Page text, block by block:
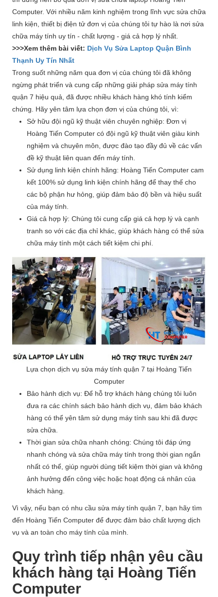
Computer. Với nhiều năm kinh nghiệm trong lĩnh vực sửa chữa
linh kiện, thiết bị điện tử đơn vị của chúng tôi tự hào là nơi sửa
chữa máy tính uy tín - chất lượng - giá cả hợp lý nhất.
>>>Xem thêm bài viết: Dịch Vụ Sửa Laptop Quận Bình
Thạnh Uy Tín Nhất
Trong suốt những năm qua đơn vị của chúng tôi đã không
ngừng phát triển và cung cấp những giải pháp sửa máy tính
quận 7 hiệu quả, đã được nhiều khách hàng khó tính kiểm
chứng. Hãy yên tâm lựa chọn đơn vị của chúng tôi, vì:
Sở hữu đội ngũ kỹ thuật viên chuyên nghiệp: Đơn vị
Hoàng Tiến Computer có đội ngũ kỹ thuật viên giàu kinh
nghiệm và chuyên môn, được đào tạo đầy đủ về các vấn
đề kỹ thuật liên quan đến máy tính.
Sử dụng linh kiện chính hãng: Hoàng Tiến Computer cam
kết 100% sử dụng linh kiện chính hãng để thay thế cho
các bộ phận hư hỏng, giúp đảm bảo độ bền và hiệu suất
của máy tính.
Giá cả hợp lý: Chúng tôi cung cấp giá cả hợp lý và cạnh
tranh so với các địa chỉ khác, giúp khách hàng có thể sửa
chữa máy tính một cách tiết kiệm chi phí.
Lựa chọn dịch vụ sửa máy tính quận 7 tại Hoàng Tiến
Computer
Bảo hành dịch vụ: Để hỗ trợ khách hàng chúng tôi luôn
đưa ra các chính sách bảo hành dịch vụ, đảm bảo khách
hàng có thể yên tâm sử dụng máy tính sau khi đã được
sửa chữa.
Thời gian sửa chữa nhanh chóng: Chúng tôi đáp ứng
nhanh chóng và sửa chữa máy tính trong thời gian ngắn
nhất có thể, giúp người dùng tiết kiệm thời gian và không
ảnh hưởng đến công việc hoặc hoạt động cá nhân của
khách hàng.
Vì vậy, nếu bạn có nhu cầu sửa máy tính quận 7, bạn hãy tìm
đến Hoàng Tiến Computer để được đảm bảo chất lượng dịch
vụ và an toàn cho máy tính của mình.
Quy trình tiếp nhận yêu cầu
khách hàng tại Hoàng Tiến
Computer